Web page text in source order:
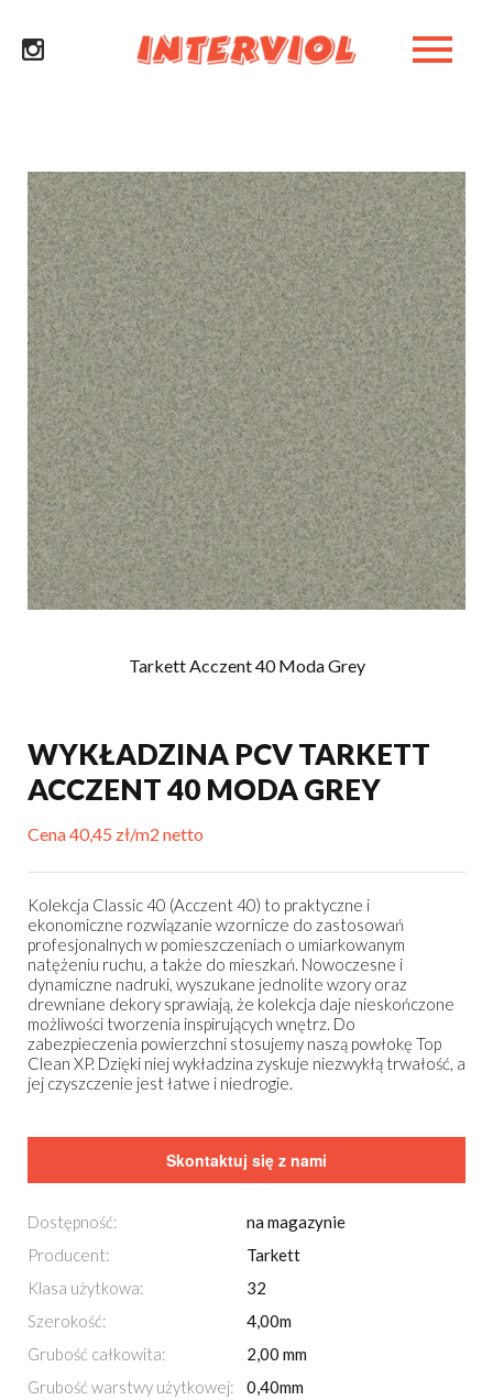
Tarkett Acczent 40 Moda Grey
WYKŁADZINA PCV TARKETT
ACCZENT 40 MODA GREY
Cena 40,45 zł/m2 netto
Kolekcja Classic 40 (Acczent 40) to praktyczne i
ekonomiczne rozwiązanie wzornicze do zastosowań
profesjonalnych w pomieszczeniach o umiarkowanym
natężeniu ruchu, a także do mieszkań. Nowoczesne i
dynamiczne nadruki, wyszukane jednolite wzory oraz
drewniane dekory sprawiają, że kolekcja daje nieskończone
możliwości tworzenia inspirujących wnętrz. Do
zabezpieczenia powierzchni stosujemy naszą powłokę Top
Clean XP. Dzięki niej wykładzina zyskuje niezwykłą trwałość, a
jej czyszczenie jest łatwe i niedrogie.
Skontaktuj się z nami
Dostępność:
na magazynie
Producent:
Tarkett
Klasa użytkowa:
32
Szerokość:
4,00m
Grubość całkowita:
2,00 mm
Grubość warstwy użytkowej:
0,40mm